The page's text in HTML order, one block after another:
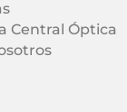
Central Óptica